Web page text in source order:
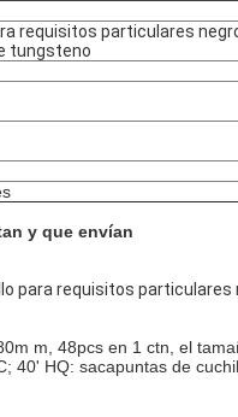
requisitos particulares
tungsteno
y que envían
para requisitos particulares
m, 48pcs en 1 ctn, el
40' HQ: sacapuntas de